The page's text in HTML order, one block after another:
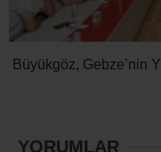
Büyükgöz, Gebze’nin
YORUMLAR